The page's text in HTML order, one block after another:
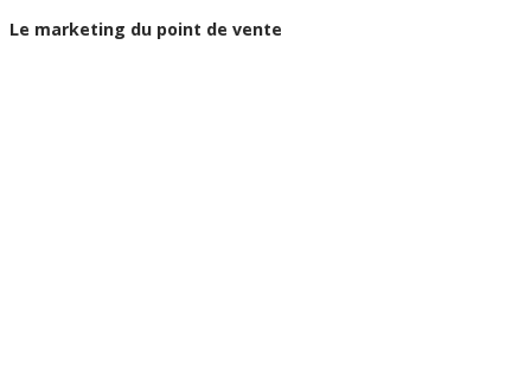
Le marketing du point de vente